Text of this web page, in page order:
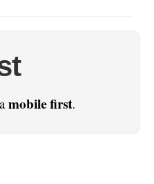
mobile first.